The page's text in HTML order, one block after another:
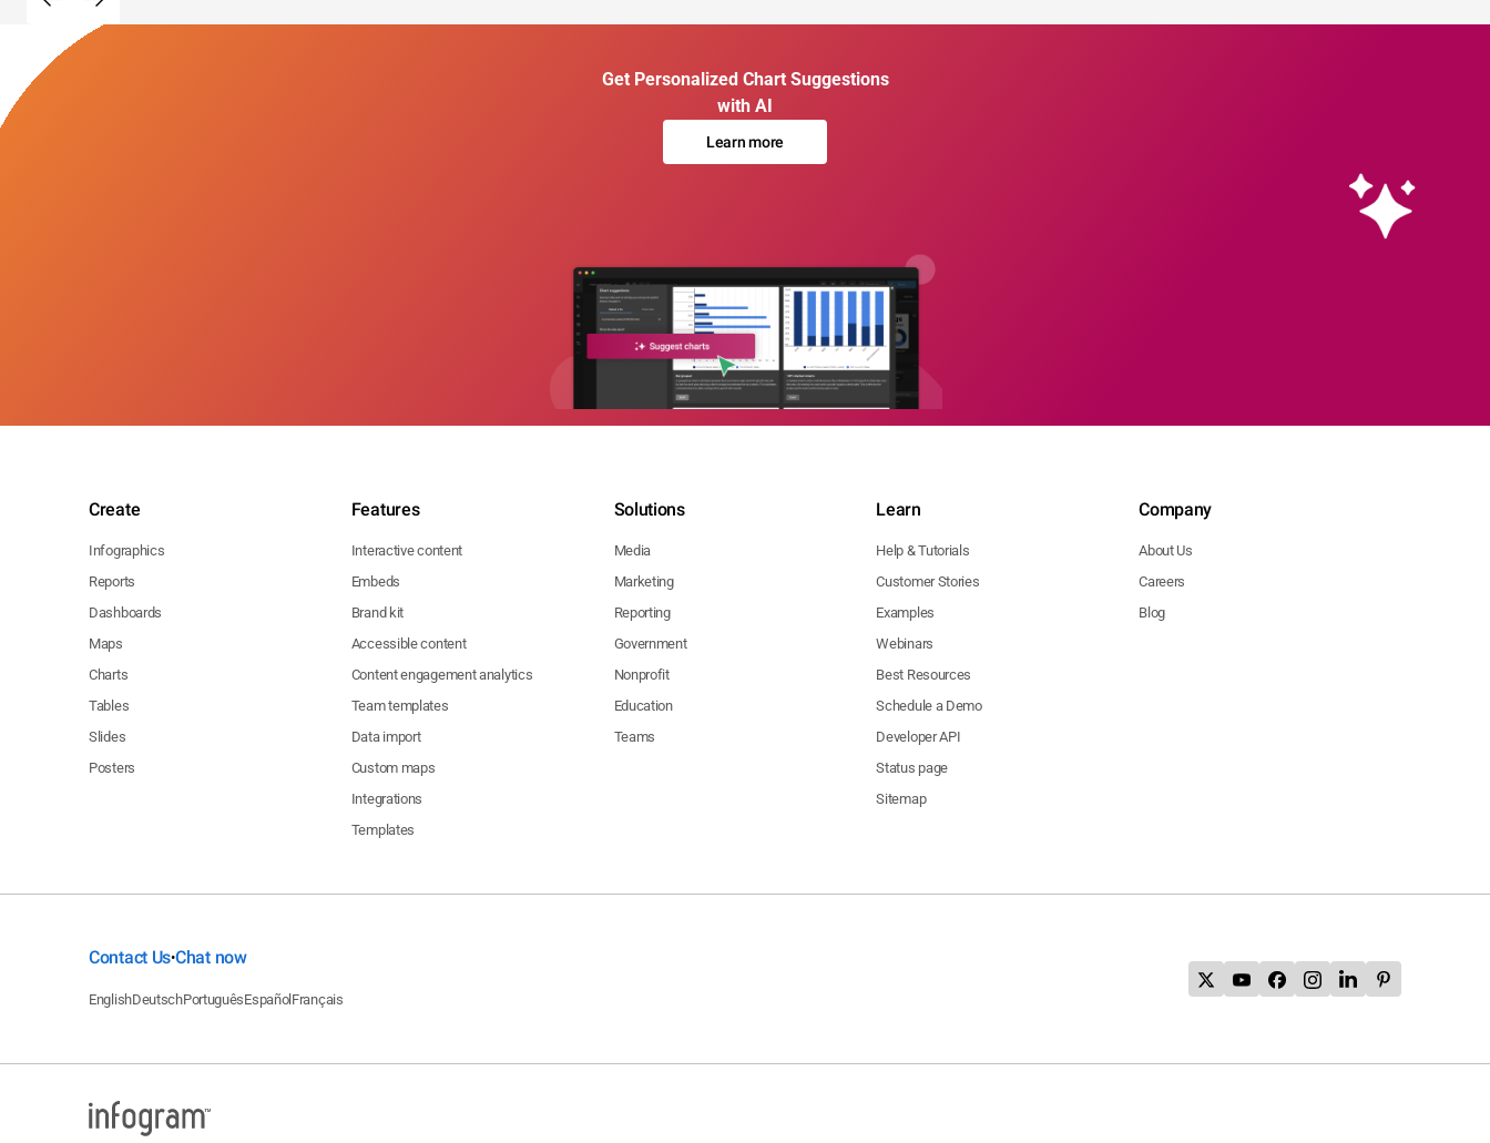
Get Personalized Chart Suggestions
with AI
Learn more
Create
Infographics
Reports
Dashboards
Maps
Charts
Tables
Slides
Posters
Features
Interactive content
Embeds
Brand kit
Accessible content
Content engagement analytics
Team templates
Data import
Custom maps
Integrations
Templates
Solutions
Media
Marketing
Reporting
Government
Nonprofit
Education
Teams
Learn
Help & Tutorials
Customer Stories
Examples
Webinars
Best Resources
Schedule a Demo
Developer API
Status page
Sitemap
Company
About Us
Careers
Blog
Contact Us•Chat now
EnglishDeutschPortuguêsEspañol Français